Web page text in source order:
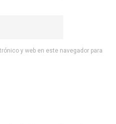
y web en este navegador para